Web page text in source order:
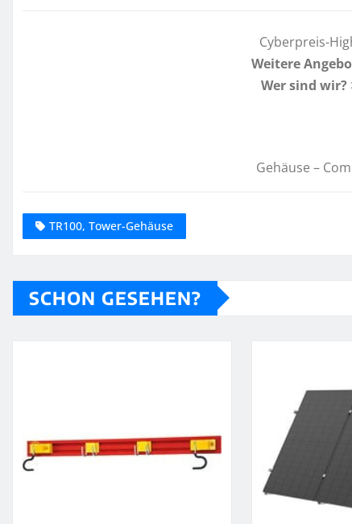
Cyberpreis-
Weitere
Wer sind wir?
Gehäuse –
TR100, Tower-Gehäuse
SCHON GESEHEN?